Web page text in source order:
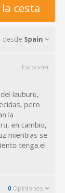
cesta
desde Spain
Esconder
lauburu,
pero
la
en cambio,
mientras se
tenga el
0 Opiniones